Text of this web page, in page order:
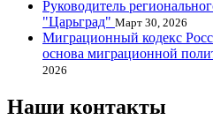
Руководитель
"Царьград" Март 30, 2026
Миграционный кодекс
основа миграционной
2026
Наши контакты